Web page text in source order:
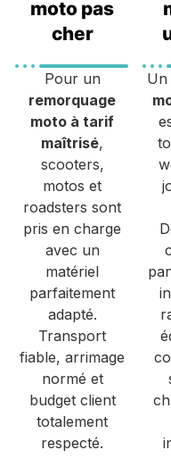
moto pas
cher
Pour un
remorquage
moto à tarif
maîtrisé,
scooters,
motos et
roadsters sont
pris en charge
avec un
matériel
parfaitement
adapté.
Transport
fiable, arrimage
normé et
budget client
totalement
respecté.
Un